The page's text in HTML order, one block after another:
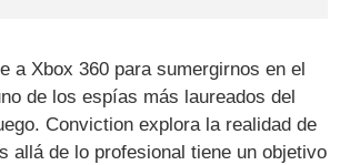
a Xbox 360 para sumergirnos en el
de los espías más laureados del
Conviction explora la realidad de
allá de lo profesional tiene un objetivo